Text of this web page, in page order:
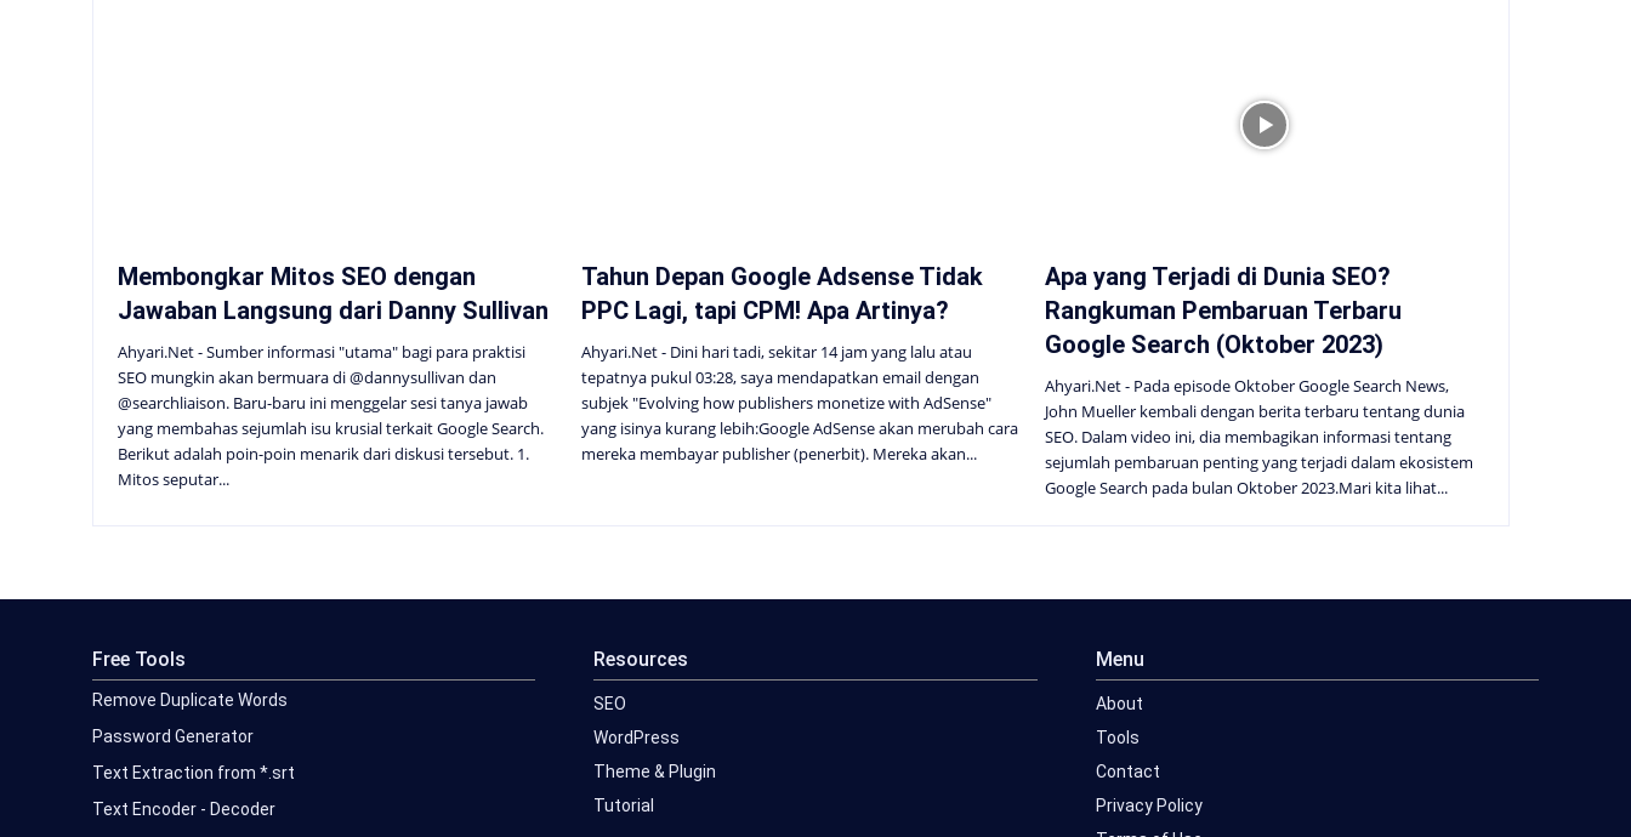
Membongkar Mitos SEO dengan
Jawaban Langsung dari Danny Sullivan
Ahyari.Net - Sumber informasi "utama" bagi para praktisi
SEO mungkin akan bermuara di @dannysullivan dan
@searchliaison. Baru-baru ini menggelar sesi tanya jawab
yang membahas sejumlah isu krusial terkait Google Search.
Berikut adalah poin-poin menarik dari diskusi tersebut. 1.
Mitos seputar...
Tahun Depan Google Adsense Tidak
PPC Lagi, tapi CPM! Apa Artinya?
Ahyari.Net - Dini hari tadi, sekitar 14 jam yang lalu atau
tepatnya pukul 03:28, saya mendapatkan email dengan
subjek "Evolving how publishers monetize with AdSense"
yang isinya kurang lebih:Google AdSense akan merubah cara
mereka membayar publisher (penerbit). Mereka akan...
Apa yang Terjadi di Dunia SEO?
Rangkuman Pembaruan Terbaru
Google Search (Oktober 2023)
Ahyari.Net - Pada episode Oktober Google Search News,
John Mueller kembali dengan berita terbaru tentang dunia
SEO. Dalam video ini, dia membagikan informasi tentang
sejumlah pembaruan penting yang terjadi dalam ekosistem
Google Search pada bulan Oktober 2023.Mari kita lihat...
Free Tools
Remove Duplicate Words
Password Generator
Text Extraction from *.srt
Text Encoder - Decoder
Resources
SEO
WordPress
Theme & Plugin
Tutorial
Menu
About
Tools
Contact
Privacy Policy